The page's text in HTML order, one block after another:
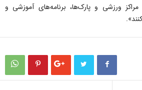
مراکز ورزشی و پارک‌ها، برنامه‌های آموزشی و